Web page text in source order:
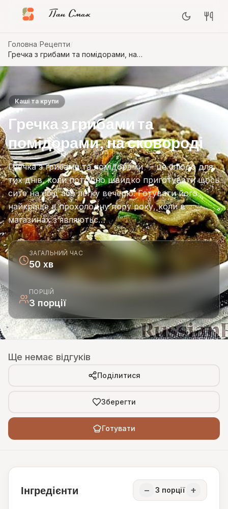
Пан Смак
Головна Рецепти
Гречка з грибами та помідорами, на
сковороді
Каші та крупи
Гречка з грибами та
помідорами, на сковороді
Гречка з грибами та помідорами — це блюдо для
тих днів, коли потрібно швидко приготувати щось
сите на обід або легку вечерю. Готувати його
найкраще в прохолодну пору року, коли в
магазинах з'являютьс…
ЗАГАЛЬНИЙ ЧАС
50 хв
ПОРЦІЙ
3 порції
Ще немає відгуків
Поділитися
Зберегти
Готувати
Інгредієнти − 3 порції +